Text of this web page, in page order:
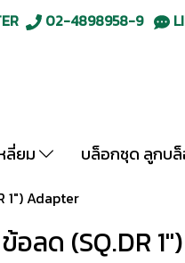
02-4898958-9
ลี่ยม บล็อกชุด ลูกบ
1") Adapter
อลด (SQ.DR